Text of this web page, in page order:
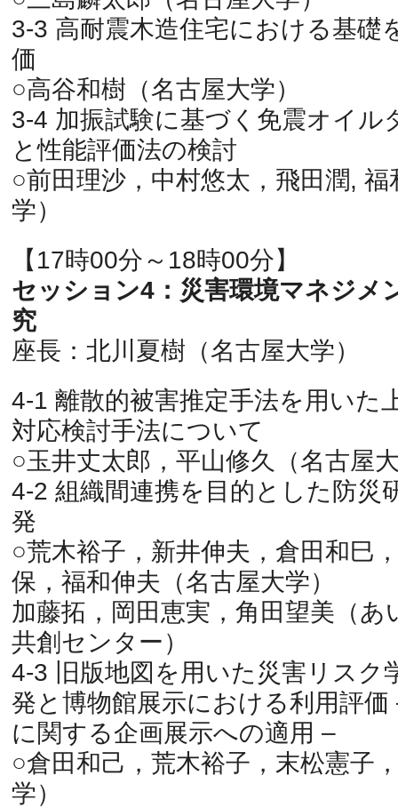
3-3 高耐震木造住宅における基礎
価
○高谷和樹（名古屋大学）
3-4 加振試験に基づく免震オイル
と性能評価法の検討
○前田理沙，中村悠太，飛田潤,
学）
【17時00分～18時00分】
セッション4：災害環境マネジメ
究
座長：北川夏樹（名古屋大学）
4-1 離散的被害推定手法を用いた
対応検討手法について
○玉井丈太郎，平山修久（名古屋
4-2 組織間連携を目的とした防災
発
○荒木裕子，新井伸夫，倉田和巳
保，福和伸夫（名古屋大学）
加藤拓，岡田恵実，角田望美（
共創センター）
4-3 旧版地図を用いた災害リスク
発と博物館展示における利用評
に関する企画展示への適用 –
○倉田和己，荒木裕子，末松憲子
学）